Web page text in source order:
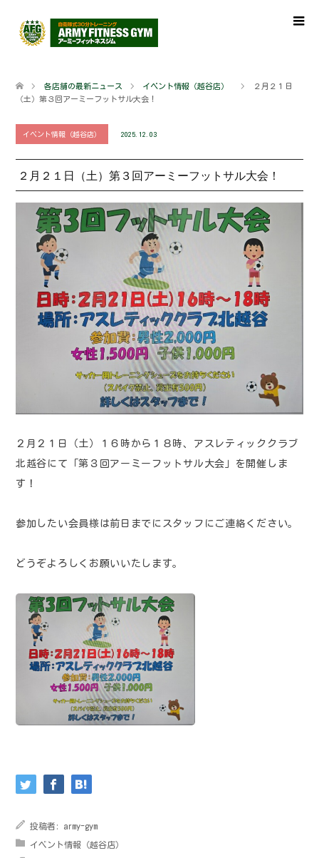
各店舗の最新ニュース イベント情報（越谷店）
２月２１日
（土）第３回アーミーフットサル大会！
イベント情報（越谷店） 2025.12.03
２月２１日（土）第３回アーミーフットサル大会！
２月２１日（土）１６時から１８時、アスレティッククラブ
北越谷にて「第３回アーミーフットサル大会」を開催しま
す！
参加したい会員様は前日までにスタッフにご連絡ください。
どうぞよろしくお願いいたします。
投稿者: army-gym
イベント情報（越谷店）